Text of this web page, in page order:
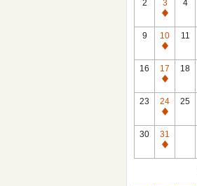
2
3
通
常
休
館
日
4
9
10
通
常
休
館
日
11
16
17
通
常
休
館
日
18
23
24
通
常
休
館
25
30
31
通